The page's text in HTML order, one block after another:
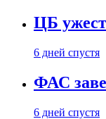
ЦБ
6 дней спустя
ФАС
6 дней спустя